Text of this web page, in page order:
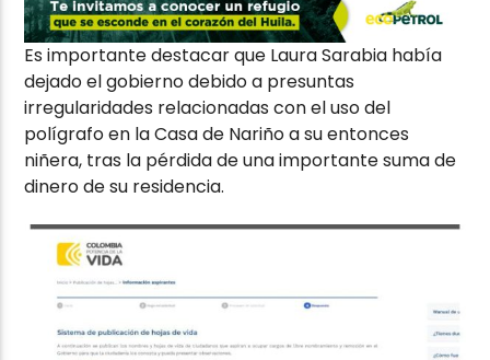
Es importante destacar que Laura Sarabia había
dejado el gobierno debido a presuntas
irregularidades relacionadas con el uso del
polígrafo en la Casa de Nariño a su entonces
niñera, tras la pérdida de una importante suma de
dinero de su residencia.